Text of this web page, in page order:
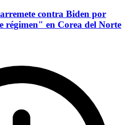
contra Biden por
régimen" en Corea del Norte